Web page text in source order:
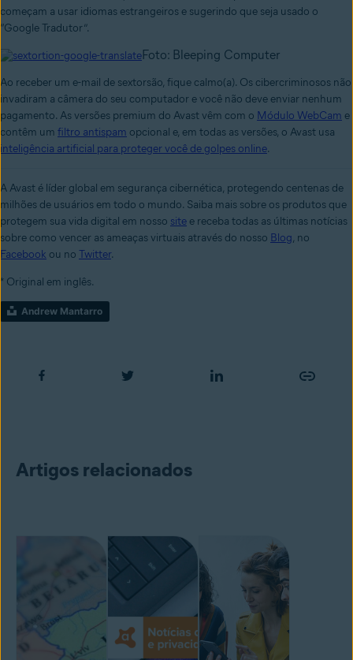
começam a usar idiomas estrangeiros e sugerindo que seja usado o
“Google Tradutor”.
Foto: Bleeping Computer
Ao receber um e-mail de sextorsão, fique calmo(a). Os cibercriminosos não
invadiram a câmera do seu computador e você não deve enviar nenhum
pagamento. As versões premium do Avast vêm com o Módulo WebCam e
contêm um filtro antispam opcional e, em todas as versões, o Avast usa
inteligência artificial para proteger você de golpes online.
A Avast é líder global em segurança cibernética, protegendo centenas de
milhões de usuários em todo o mundo. Saiba mais sobre os produtos que
protegem sua vida digital em nosso site e receba todas as últimas notícias
sobre como vencer as ameaças virtuais através do nosso Blog, no
Facebook ou no Twitter.
* Original em inglês.
Andrew Mantarro
Artigos relacionados